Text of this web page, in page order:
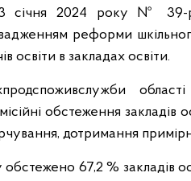
23 січня 2024 року №
реформи
освіти в закладах освіти.
обстеження закладів
дотримання
67,2 % закладів